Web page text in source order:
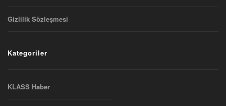
Gizlilik Sözleşmesi
Kategoriler
KLASS Haber